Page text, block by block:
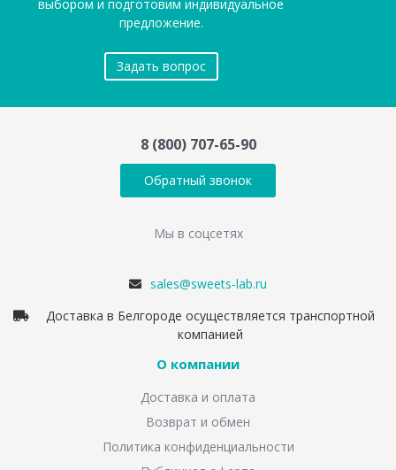
выбором и подготовим индивидуальное
предложение.
Задать вопрос
8 (800) 707-65-90
Обратный звонок
Мы в соцсетях
sales@sweets-lab.ru
Доставка в Белгороде осуществляется транспортной
компанией
О компании
Доставка и оплата
Возврат и обмен
Политика конфиденциальности